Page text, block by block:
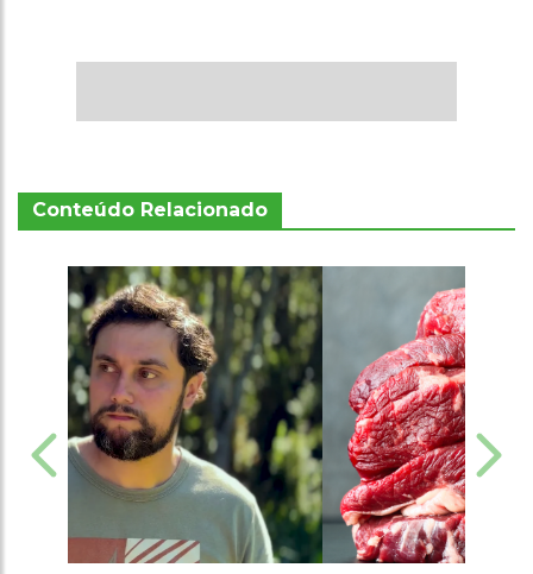
Conteúdo Relacionado